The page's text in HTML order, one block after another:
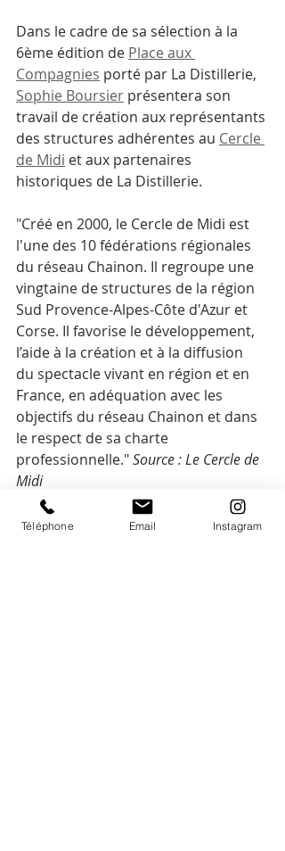
Dans le cadre de sa sélection à la
6ème édition de Place aux
Compagnies porté par La Distillerie,
Sophie Boursier présentera son
travail de création aux représentants
des structures adhérentes au Cercle
de Midi et aux partenaires
historiques de La Distillerie.
"Créé en 2000, le Cercle de Midi est
l'une des 10 fédérations régionales
du réseau Chainon. Il regroupe une
vingtaine de structures de la région
Sud Provence-Alpes-Côte d'Azur et
Corse. Il favorise le développement,
l’aide à la création et à la diffusion
du spectacle vivant en région et en
France, en adéquation avec les
objectifs du réseau Chainon et dans
le respect de sa charte
professionnelle." Source : Le Cercle de
Midi
Téléphone Email Instagram